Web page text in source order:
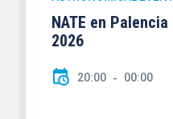
NATE en
2026
20:00 00:00